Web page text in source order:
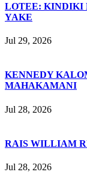
LOTEE: KINDIKI
YAKE
Jul 29, 2026
KENNEDY
MAHAKAMANI
Jul 28, 2026
RAIS WILLIAM
Jul 28, 2026